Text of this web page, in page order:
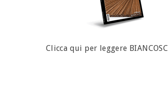
Clicca qui per leggere